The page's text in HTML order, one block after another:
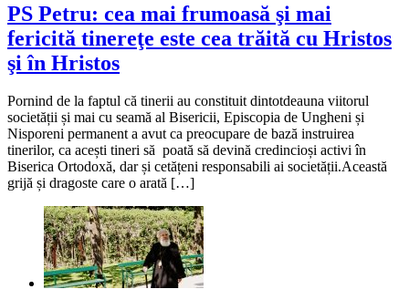
PS Petru: cea mai frumoasă şi mai
fericită tinereţe este cea trăită cu Hristos
şi în Hristos
Pornind de la faptul că tinerii au constituit dintotdeauna viitorul
societății și mai cu seamă al Bisericii, Episcopia de Ungheni și
Nisporeni permanent a avut ca preocupare de bază instruirea
tinerilor, ca acești tineri să poată să devină credincioși activi în
Biserica Ortodoxă, dar și cetățeni responsabili ai societății.Această
grijă și dragoste care o arată […]